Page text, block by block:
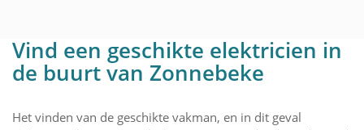
Vind een geschikte elektricien in
de buurt van Zonnebeke
Het vinden van de geschikte vakman, en in dit geval